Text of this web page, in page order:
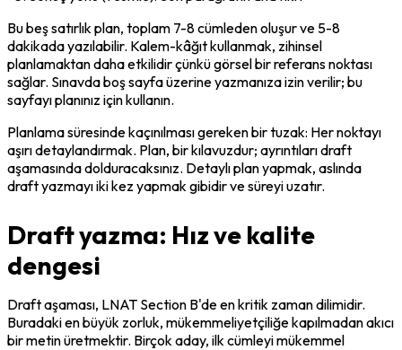
Bu beş satırlık plan, toplam 7-8 cümleden oluşur ve 5-8
dakikada yazılabilir. Kalem-kâğıt kullanmak, zihinsel
planlamaktan daha etkilidir çünkü görsel bir referans noktası
sağlar. Sınavda boş sayfa üzerine yazmanıza izin verilir; bu
sayfayı planınız için kullanın.
Planlama süresinde kaçınılması gereken bir tuzak: Her noktayı
aşırı detaylandırmak. Plan, bir kılavuzdur; ayrıntıları draft
aşamasında dolduracaksınız. Detaylı plan yapmak, aslında
draft yazmayı iki kez yapmak gibidir ve süreyi uzatır.
Draft yazma: Hız ve kalite
dengesi
Draft aşaması, LNAT Section B'de en kritik zaman dilimidir.
Buradaki en büyük zorluk, mükemmeliyetçiliğe kapılmadan akıcı
bir metin üretmektir. Birçok aday, ilk cümleyi mükemmel